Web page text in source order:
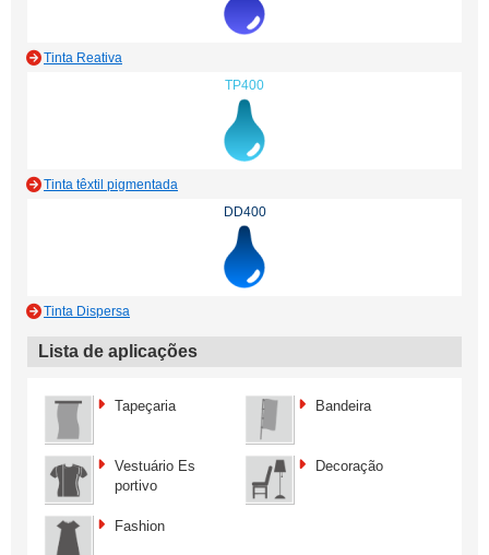
Tinta Reativa
TP400
Tinta têxtil pigmentada
DD400
Tinta Dispersa
Lista de aplicações
Tapeçaria Bandeira
Vestuário Es
portivo
Decoração
Fashion